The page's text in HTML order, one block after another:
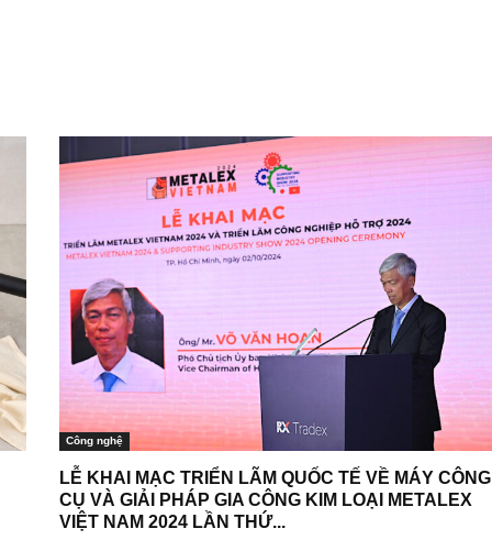
Công nghệ
LỄ KHAI MẠC TRIỂN LÃM QUỐC TẾ VỀ MÁY CÔNG
CỤ VÀ GIẢI PHÁP GIA CÔNG KIM LOẠI METALEX
VIỆT NAM 2024 LẦN THỨ...